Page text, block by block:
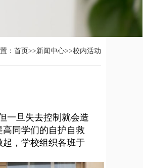
：首页>>新闻中心>>校内活动
一旦失去控制就会造
同学们的自护自救
，学校组织各班于